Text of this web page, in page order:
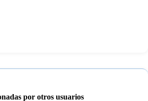
por otros usuarios